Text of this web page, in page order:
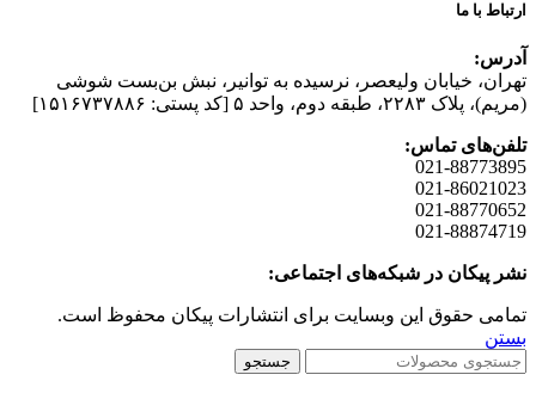
ارتباط با ما
آدرس:
تهران، خیابان وليعصر، نرسيده به توانير، نبش بن‌بست شوشی
(مريم)، پلاک ۲۲۸۳، طبقه دوم، واحد ۵ [کد پستی: ۱۵۱۶۷۳۷۸۸۶]
تلفن‌های تماس:
021-88773895
021-86021023
021-88770652
021-88874719
نشر پیکان در شبکه‌های اجتماعی:
تمامی حقوق این وبسایت برای انتشارات پیکان محفوظ است.
بستن
جستجو